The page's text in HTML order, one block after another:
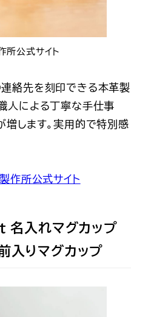
所公式サイト
絡先を刻印できる本革製
人による丁寧な手仕事
増します。実用的で特別感
作所公式サイト
入れマグカップ
入りマグカップ